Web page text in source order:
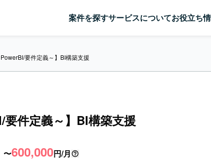
案件を探すサービスについてお役立ち
PowerBI/要件定義～】BI構築支援
要件定義～】BI構築支援
〜600,000円/月